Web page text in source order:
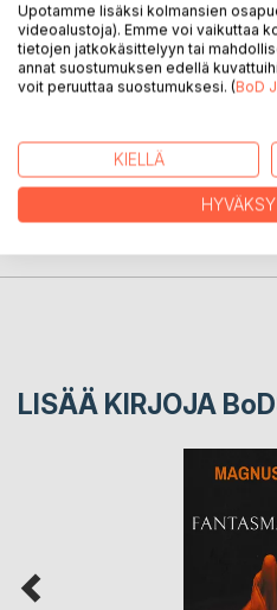
Eight stories filled with
desires, terror, disturbing
LEHDISTÖARVOSTELUT
LISÄÄ KIRJOJA Bo
Upotamme lisäksi kolmansien
videoalustoja). Emme voi vaikuttaa
tietojen jatkokäsittelyyn tai
annat suostumuksen edellä
voit peruuttaa suostumuksesi. (BoD
KIELLÄ